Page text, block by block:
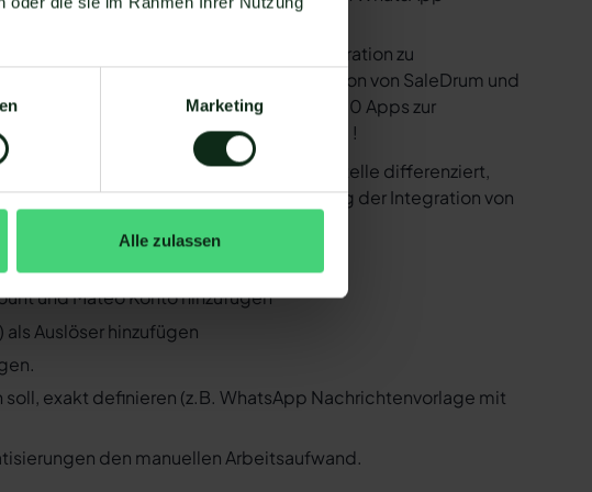
Marketing
Alle zulassen
Software bereitstellen, um die Integration zu
API sind in der Lage, eine Integration von SaleDrum und
dank der Zapier Integration über 6.000 Apps zur
Darunter ist natürlich auch SaleDrum !
dem Anbieter der WhatsApp API Schnittstelle differenziert,
Ihnen im Folgenden, wie die Einrichtung der Integration von
SaleDrum und WhatsApp
und Mateo Konto hinzufügen
Auslöser hinzufügen
exakt definieren (z.B. WhatsApp Nachrichtenvorlage mit
den manuellen Arbeitsaufwand.